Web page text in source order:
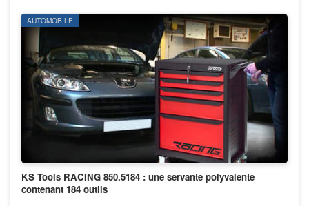
AUTOMOBILE
KS Tools RACING 850.5184 : une servante polyvalente
contenant 184 outils